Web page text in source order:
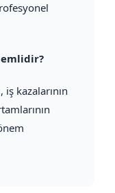
kazalarının